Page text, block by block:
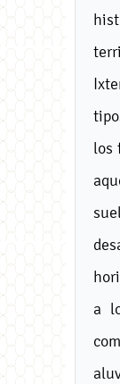
los
a